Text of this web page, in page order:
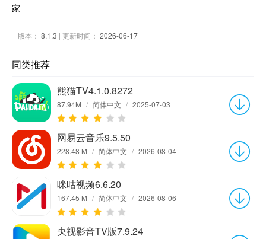
家
版本： 8.1.3 | 更新时间： 2026-06-17
同类推荐
熊猫TV4.1.0.8272
87.94M / 简体中文 / 2025-07-03
网易云音乐9.5.50
228.48 M / 简体中文 / 2026-08-04
咪咕视频6.6.20
167.45 M / 简体中文 / 2026-08-06
央视影音TV版7.9.24